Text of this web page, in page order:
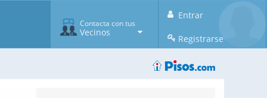
Entrar
Registrarse
Contacta con tus
Vecinos